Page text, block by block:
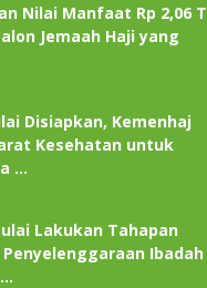
Nilai Manfaat Rp 2,06 T
Jemaah Haji yang
Disiapkan, Kemenhaj
Kesehatan untuk
…
Lakukan Tahapan
Ibadah